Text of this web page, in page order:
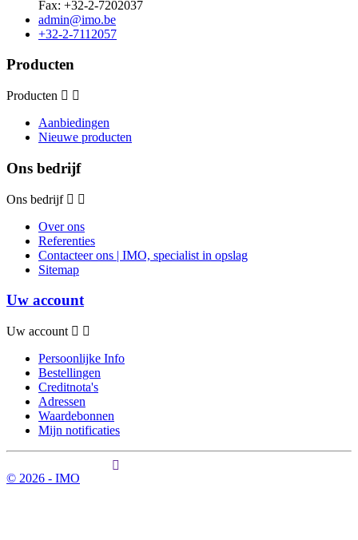
Fax: +32-2-7202037
admin@imo.be
+32-2-7112057
Producten
Producten
Aanbiedingen
Nieuwe producten
Ons bedrijf
Ons bedrijf
Over ons
Referenties
Contacteer ons | IMO, specialist in opslag
Sitemap
Uw account
Uw account
Persoonlijke Info
Bestellingen
Creditnota's
Adressen
Waardebonnen
Mijn notificaties
© 2026 - IMO